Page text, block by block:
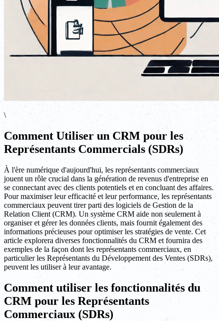
\
Comment Utiliser un CRM pour les
Représentants Commercials (SDRs)
À l'ère numérique d'aujourd'hui, les représentants commerciaux
jouent un rôle crucial dans la génération de revenus d'entreprise en
se connectant avec des clients potentiels et en concluant des affaires.
Pour maximiser leur efficacité et leur performance, les représentants
commerciaux peuvent tirer parti des logiciels de Gestion de la
Relation Client (CRM). Un système CRM aide non seulement à
organiser et gérer les données clients, mais fournit également des
informations précieuses pour optimiser les stratégies de vente. Cet
article explorera diverses fonctionnalités du CRM et fournira des
exemples de la façon dont les représentants commerciaux, en
particulier les Représentants du Développement des Ventes (SDRs),
peuvent les utiliser à leur avantage.
Comment utiliser les fonctionnalités du
CRM pour les Représentants
Commerciaux (SDRs)